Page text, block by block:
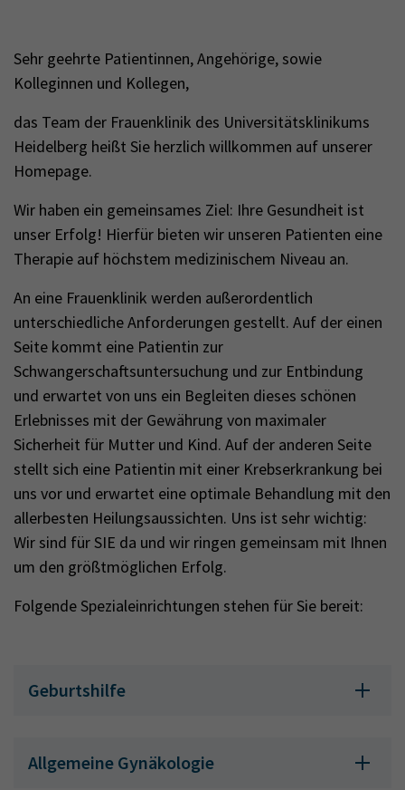
Sehr geehrte Patientinnen, Angehörige, sowie
Kolleginnen und Kollegen,
das Team der Frauenklinik des Universitätsklinikums
Heidelberg heißt Sie herzlich willkommen auf unserer
Homepage.
Wir haben ein gemeinsames Ziel: Ihre Gesundheit ist
unser Erfolg! Hierfür bieten wir unseren Patienten eine
Therapie auf höchstem medizinischem Niveau an.
An eine Frauenklinik werden außerordentlich
unterschiedliche Anforderungen gestellt. Auf der einen
Seite kommt eine Patientin zur
Schwangerschaftsuntersuchung und zur Entbindung
und erwartet von uns ein Begleiten dieses schönen
Erlebnisses mit der Gewährung von maximaler
Sicherheit für Mutter und Kind. Auf der anderen Seite
stellt sich eine Patientin mit einer Krebserkrankung bei
uns vor und erwartet eine optimale Behandlung mit den
allerbesten Heilungsaussichten. Uns ist sehr wichtig:
Wir sind für SIE da und wir ringen gemeinsam mit Ihnen
um den größtmöglichen Erfolg.
Folgende Spezialeinrichtungen stehen für Sie bereit:
Geburtshilfe
Allgemeine Gynäkologie